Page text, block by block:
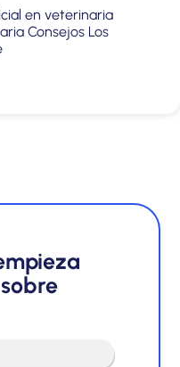
en veterinaria
Consejos Los